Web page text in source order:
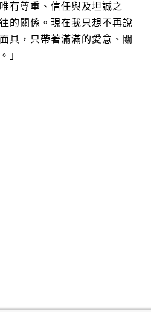
有尊重、信任與及坦誠之
的關係。現在我只想不再說
具，只帶著滿滿的愛意、關
」